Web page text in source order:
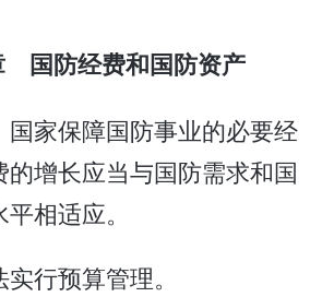
国防经费和国防资产
家保障国防事业的必要经
的增长应当与国防需求和国
相适应。
行预算管理。